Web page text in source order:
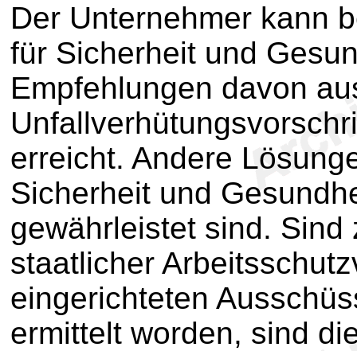
Der Unternehmer kann
für Sicherheit und
Empfehlungen davon
erreicht. Andere
Sicherheit und
gewährleistet sind. Sind
staatlicher
eingerichteten
ermittelt worden, sind